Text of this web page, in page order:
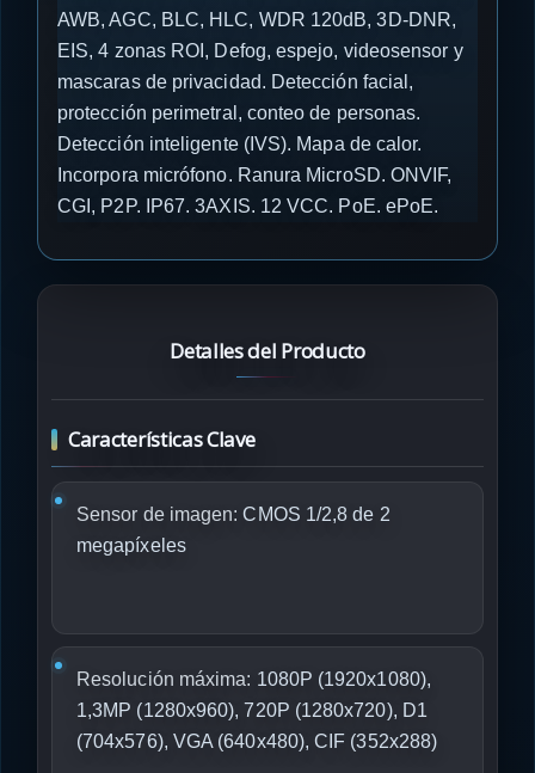
AWB, AGC, BLC, HLC, WDR 120dB, 3D-DNR,
EIS, 4 zonas ROI, Defog, espejo, videosensor y
mascaras de privacidad. Detección facial,
protección perimetral, conteo de personas.
Detección inteligente (IVS). Mapa de calor.
Incorpora micrófono. Ranura MicroSD. ONVIF,
CGI, P2P. IP67. 3AXIS. 12 VCC. PoE. ePoE.
Detalles del Producto
Características Clave
Sensor de imagen: CMOS 1/2,8 de 2
megapíxeles
Resolución máxima: 1080P (1920x1080),
1,3MP (1280x960), 720P (1280x720), D1
(704x576), VGA (640x480), CIF (352x288)